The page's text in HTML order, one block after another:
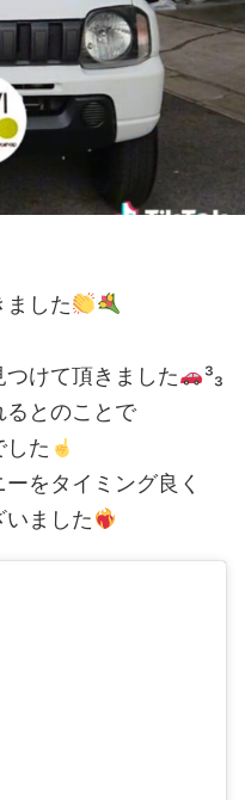
ました
けて頂きました
³₃
るとのことで
した
をタイミング良く
ました